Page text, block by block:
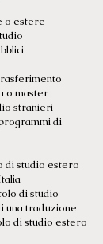
o estere
o master
stranieri
di
di studio estero
di studio
una traduzione
di studio estero